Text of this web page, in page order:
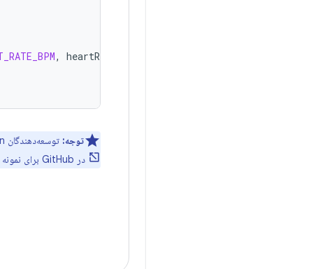
, heartRateCallback
توجه: توسعه‌دهندگان Kotlin می‌توانند از
در GitHub برای نمونه ببینید.